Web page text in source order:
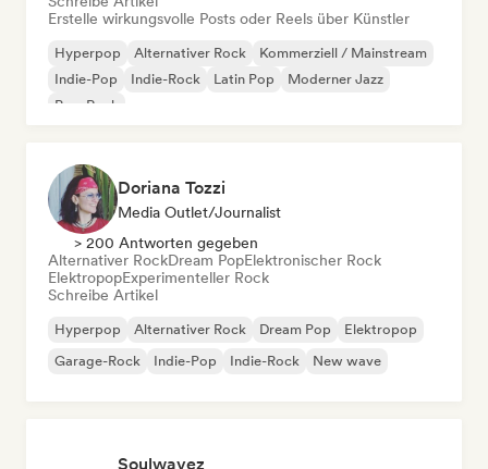
Erstelle wirkungsvolle Posts oder Reels über Künstler
Hyperpop Alternativer Rock
Kommerziell / Mainstream
Indie-Pop
Indie-Rock Latin Pop
Moderner Jazz
Pop-Rock
Doriana Tozzi
Media Outlet/Journalist
> 200 Antworten gegeben
Alternativer RockDream PopElektronischer Rock
ElektropopExperimenteller Rock
Schreibe Artikel
Hyperpop Alternativer Rock Dream Pop
Elektropop
Garage-Rock
Indie-Pop Indie-Rock New wave
Soulwavez